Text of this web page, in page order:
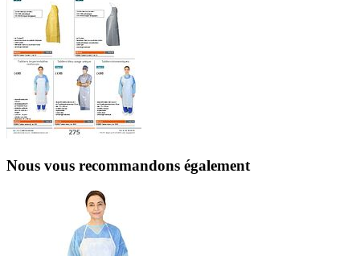
Nous vous recommandons également